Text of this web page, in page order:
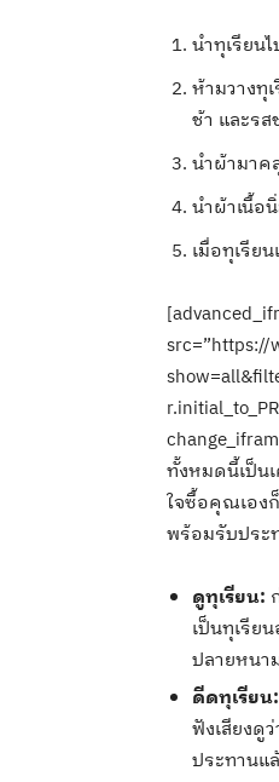
นำทุเรียน
ห้ามวางทุ
ช้า และรส
นำผ้ามาค
นำผ้าเนื้อ
เมื่อทุเรีย
ทั้งหมดนี้เป็น
ใจซื้อคุณเอง
พร้อมรับปร
ดูทุเรียน:
เป็นทุเรีย
ปลายหนา
ดีดทุเรียน:
ฟังเสียงดู
ประทานแ